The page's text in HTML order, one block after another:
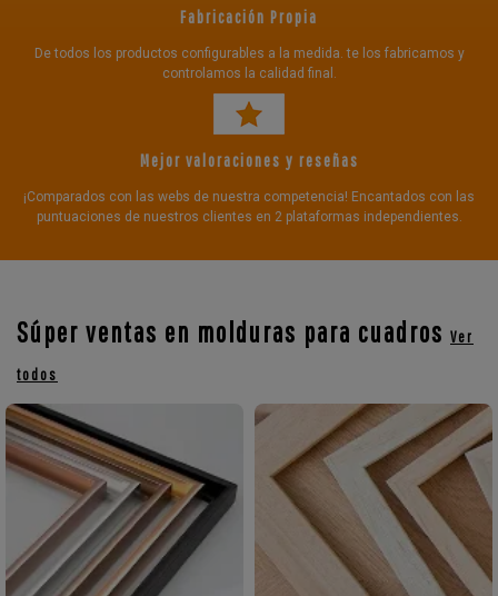
Fabricación Propia
De todos los productos configurables a la medida. te los fabricamos y
controlamos la calidad final.
Mejor valoraciones y reseñas
¡Comparados con las webs de nuestra competencia! Encantados con las
puntuaciones de nuestros clientes en 2 plataformas independientes.
Súper ventas en molduras para cuadros Ver
todos